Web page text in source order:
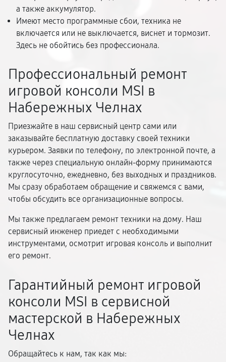
а также аккумулятор.
Имеют место программные сбои, техника не
включается или не выключается, виснет и тормозит.
Здесь не обойтись без профессионала.
Профессиональный ремонт
игровой консоли MSI в
Набережных Челнах
Приезжайте в наш сервисный центр сами или
заказывайте бесплатную доставку своей техники
курьером. Заявки по телефону, по электронной почте, а
также через специальную онлайн-форму принимаются
круглосуточно, ежедневно, без выходных и праздников.
Мы сразу обработаем обращение и свяжемся с вами,
чтобы обсудить все организационные вопросы.
Мы также предлагаем ремонт техники на дому. Наш
сервисный инженер приедет с необходимыми
инструментами, осмотрит игровая консоль и выполнит
его ремонт.
Гарантийный ремонт игровой
консоли MSI в сервисной
мастерской в Набережных
Челнах
Обращайтесь к нам, так как мы: